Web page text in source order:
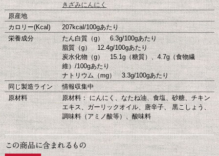
きざみにんにく
原産地
カロリー(Kcal)
207kcal/100gあたり
栄養成分
たん白質（g） 6.3g/100gあたり
脂質（g） 12.4g/100gあたり
炭水化物（g） 15.1g（糖質）、4.7g（食物繊
維）/100gあたり
ナトリウム（mg） 3.3g/100gあたり
同じ製造ライン
情報収集中
原材料
原材料： にんにく、なたね油、食塩、砂糖、チキン
エキス、ガーリックオイル、唐辛子、 黒こしょう、
調味料（アミノ酸等）、酸味料